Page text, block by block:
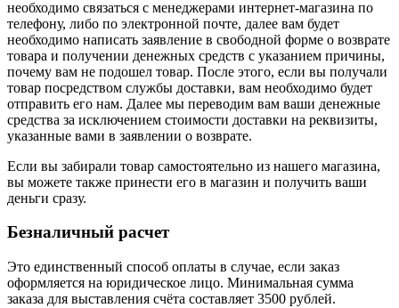
необходимо связаться с менеджерами интернет-магазина по
телефону, либо по электронной почте, далее вам будет
необходимо написать заявление в свободной форме о возврате
товара и получении денежных средств с указанием причины,
почему вам не подошел товар. После этого, если вы получали
товар посредством службы доставки, вам необходимо будет
отправить его нам. Далее мы переводим вам ваши денежные
средства за исключением стоимости доставки на реквизиты,
указанные вами в заявлении о возврате.
Если вы забирали товар самостоятельно из нашего магазина,
вы можете также принести его в магазин и получить ваши
деньги сразу.
Безналичный расчет
Это единственный способ оплаты в случае, если заказ
оформляется на юридическое лицо. Минимальная сумма
заказа для выставления счёта составляет 3500 рублей.